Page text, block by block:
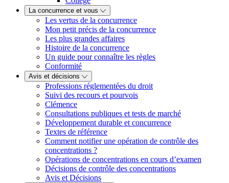
La concurrence et vous
Les vertus de la concurrence
Mon petit précis de la concurrence
Les plus grandes affaires
Histoire de la concurrence
Un guide pour connaître les règles
Conformité
Avis et décisions
Professions réglementées du droit
Suivi des recours et pourvois
Clémence
Consultations publiques et tests de marché
Développement durable et concurrence
Textes de référence
Comment notifier une opération de contrôle des
concentrations ?
Opérations de concentrations en cours d’examen
Décisions de contrôle des concentrations
Avis et Décisions